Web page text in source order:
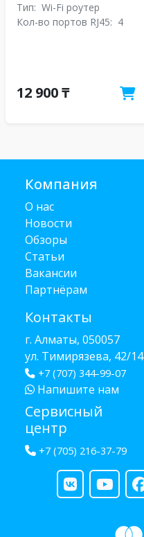
Тип: Wi-Fi роутер
Кол-во портов RJ45: 4
12 900 ₸
Компания
О нас
Новости
Обзоры
Статьи
Вакансии
Партнёрам
Контакты
г. Алматы, 050057
ул. Тимирязева, 42/14
+7 (707) 344-99-07
Напишите нам
Сервисный
центр
+7 (705) 216-37-79